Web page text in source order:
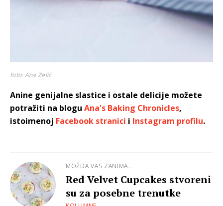
foto: Ana Zelić
Anine genijalne slastice i ostale delicije možete
potražiti na blogu Ana's Baking Chronicles,
istoimenoj Facebook stranici i Instagram profilu.
MOŽDA VAS ZANIMA...
Red Velvet Cupcakes stvoreni
su za posebne trenutke